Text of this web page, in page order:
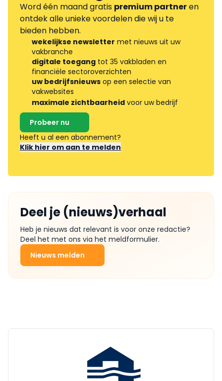
Word één maand gratis premium partneren
ontdek alle unieke voordelen die wij u te
bieden hebben.
wekelijkse newsletter met nieuws uit uw
vakbranche
digitale toegang tot 35 vakbladen en
financiële sectoroverzichten
uw bedrijfsnieuws op een selectie van
vakwebsites
maximale zichtbaarheid voor uw bedrijf
Probeer nu
Heeft u al een abonnement?
Klik hier om aan te melden
Deel je (nieuws)verhaal
Heb je nieuws dat relevant is voor onze redactie?
Deel het met ons via het meldformulier.
Nieuws melden